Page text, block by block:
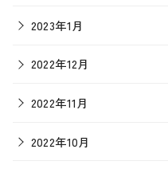
2023年1月
2022年12月
2022年11月
2022年10月